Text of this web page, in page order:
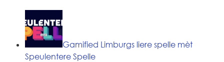
Gamified Limburgs liere spelle mèt
Speulentere Spelle